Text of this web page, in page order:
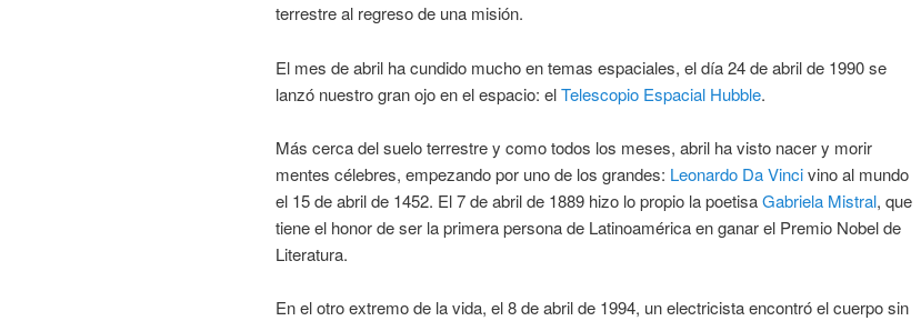
terrestre al regreso de una misión.
El mes de abril ha cundido mucho en temas espaciales, el día 24 de abril de 1990 se
lanzó nuestro gran ojo en el espacio: elTelescopio Espacial Hubble.
Más cerca del suelo terrestre y como todos los meses, abril ha visto nacer y morir
mentes célebres, empezando por uno de los grandes: Leonardo Da Vincivino al mundo
el 15 de abril de 1452. El 7 de abril de 1889 hizo lo propio la poetisaGabriela Mistral, que
tiene el honor de ser la primera persona de Latinoamérica en ganar el Premio Nobel de
Literatura.
En el otro extremo de la vida, el 8 de abril de 1994, un electricista encontró el cuerpo sin